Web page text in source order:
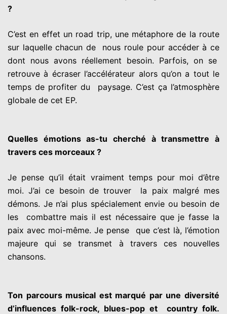
?
C’est en effet un road trip, une métaphore de la route
sur laquelle chacun de nous roule pour accéder à ce
dont nous avons réellement besoin. Parfois, on se
retrouve à écraser l’accélérateur alors qu’on a tout le
temps de profiter du paysage. C’est ça l’atmosphère
globale de cet EP.
Quelles émotions as-tu cherché à transmettre à
travers ces morceaux ?
Je pense qu’il était vraiment temps pour moi d’être
moi. J’ai ce besoin de trouver la paix malgré mes
démons. Je n’ai plus spécialement envie ou besoin de
les combattre mais il est nécessaire que je fasse la
paix avec moi-même. Je pense que c’est là, l’émotion
majeure qui se transmet à travers ces nouvelles
chansons.
Ton parcours musical est marqué par une diversité
d’influences folk-rock, blues-pop et country folk.